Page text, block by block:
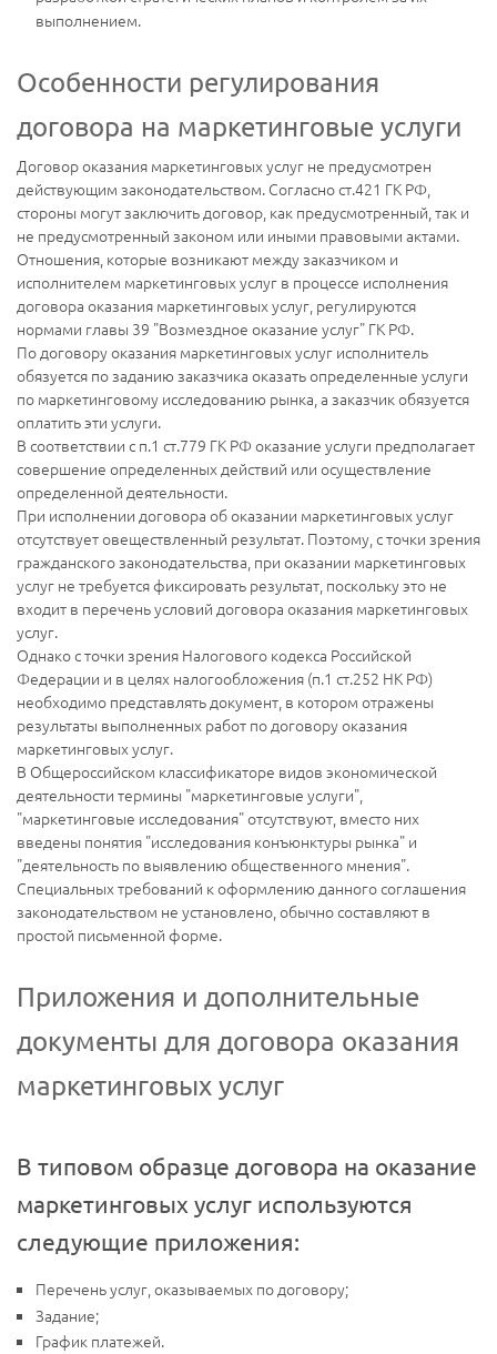
выполнением.
Особенности регулирования
договора на маркетинговые услуги
Договор оказания маркетинговых услуг не предусмотрен
действующим законодательством. Согласно ст.421 ГК РФ,
стороны могут заключить договор, как предусмотренный, так и
не предусмотренный законом или иными правовыми актами.
Отношения, которые возникают между заказчиком и
исполнителем маркетинговых услуг в процессе исполнения
договора оказания маркетинговых услуг, регулируются
нормами главы 39 "Возмездное оказание услуг" ГК РФ.
По договору оказания маркетинговых услуг исполнитель
обязуется по заданию заказчика оказать определенные услуги
по маркетинговому исследованию рынка, а заказчик обязуется
оплатить эти услуги.
В соответствии с п.1 ст.779 ГК РФ оказание услуги предполагает
совершение определенных действий или осуществление
определенной деятельности.
При исполнении договора об оказании маркетинговых услуг
отсутствует овеществленный результат. Поэтому, с точки зрения
гражданского законодательства, при оказании маркетинговых
услуг не требуется фиксировать результат, поскольку это не
входит в перечень условий договора оказания маркетинговых
услуг.
Однако с точки зрения Налогового кодекса Российской
Федерации и в целях налогообложения (п.1 ст.252 НК РФ)
необходимо представлять документ, в котором отражены
результаты выполненных работ по договору оказания
маркетинговых услуг.
В Общероссийском классификаторе видов экономической
деятельности термины "маркетинговые услуги",
"маркетинговые исследования" отсутствуют, вместо них
введены понятия "исследования конъюнктуры рынка" и
"деятельность по выявлению общественного мнения".
Специальных требований к оформлению данного соглашения
законодательством не установлено, обычно составляют в
простой письменной форме.
Приложения и дополнительные
документы для договора оказания
маркетинговых услуг
В типовом образце договора на оказание
маркетинговых услуг используются
следующие приложения:
Перечень услуг, оказываемых по договору;
Задание;
График платежей.